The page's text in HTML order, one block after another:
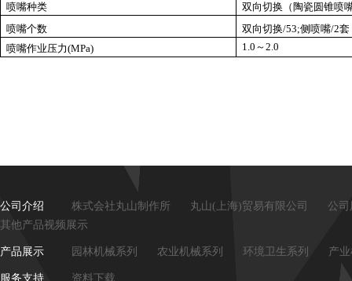
喷嘴种类
双向切换（陶瓷圆锥喷
喷嘴个数
双向切换/53;侧喷嘴/2套
喷嘴作业压力(MPa) 1.0 ～2.0
公司介绍 株式会社丸山制作所 丸山(上海)贸易有限公司
公
其他产品视频展示
产品展示 园林机械系列 农业机械系列 环境卫生系列 产
服务支持 资料下载